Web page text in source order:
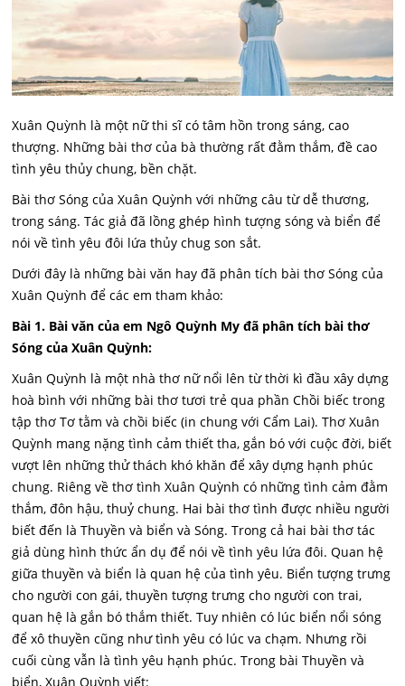
Xuân Quỳnh là một nữ thi sĩ có tâm hồn trong sáng, cao
thượng. Những bài thơ của bà thường rất đằm thắm, đề cao
tình yêu thủy chung, bền chặt.
Bài thơ Sóng của Xuân Quỳnh với những câu từ dễ thương,
trong sáng. Tác giả đã lồng ghép hình tượng sóng và biển để
nói về tình yêu đôi lứa thủy chug son sắt.
Dưới đây là những bài văn hay đã phân tích bài thơ Sóng của
Xuân Quỳnh để các em tham khảo:
Bài 1. Bài văn của em Ngô Quỳnh My đã phân tích bài thơ
Sóng của Xuân Quỳnh:
Xuân Quỳnh là một nhà thơ nữ nổi lên từ thời kì đầu xây dựng
hoà bình với những bài thơ tươi trẻ qua phần Chồi biếc trong
tập thơ Tơ tằm và chồi biếc (in chung với Cẩm Lai). Thơ Xuân
Quỳnh mang nặng tình cảm thiết tha, gắn bó với cuộc đời, biết
vượt lên những thử thách khó khăn để xây dựng hạnh phúc
chung. Riêng về thơ tình Xuân Quỳnh có những tình cảm đằm
thắm, đôn hậu, thuỷ chung. Hai bài thơ tình được nhiều người
biết đến là Thuyền và biển và Sóng. Trong cả hai bài thơ tác
giả dùng hình thức ẩn dụ để nói về tình yêu lứa đôi. Quan hệ
giữa thuyền và biển là quan hệ của tình yêu. Biển tượng trưng
cho người con gái, thuyền tượng trưng cho người con trai,
quan hệ là gắn bó thắm thiết. Tuy nhiên có lúc biển nổi sóng
để xô thuyền cũng như tình yêu có lúc va chạm. Nhưng rồi
cuối cùng vẫn là tình yêu hạnh phúc. Trong bài Thuyền và
biển, Xuân Quỳnh viết: